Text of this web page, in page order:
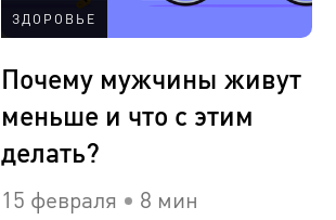
ЗДОРОВЬЕ
Почему мужчины живут
меньше и что с этим
делать?
15 февраля 8 мин